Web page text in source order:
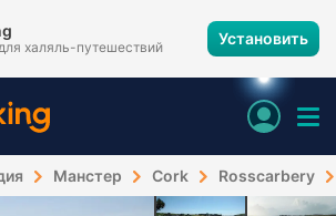
халяль-путешествий Установить
Манстер Cork Rosscarbery